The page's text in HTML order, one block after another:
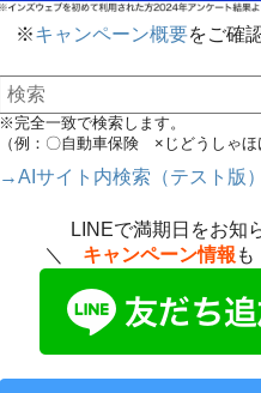
※キャンペーン概要をご確
検索
※完全一致で検索します。
（例：〇自動車保険 ×じどうしゃほ
→AIサイト内検索（テスト版）
LINEで満期日をお知
＼ キャンペーン情報